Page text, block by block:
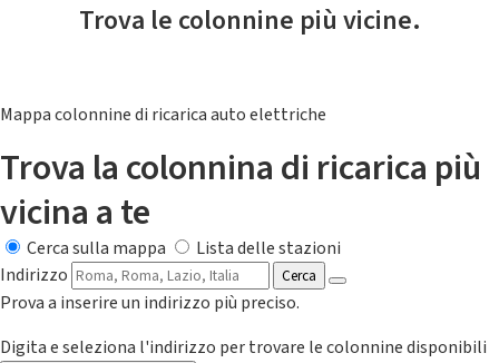
Trova le colonnine più vicine.
Mappa colonnine di ricarica auto elettriche
Trova la colonnina di ricarica più
vicina a te
Cerca sulla mappa
Lista delle stazioni
Indirizzo
Cerca
Prova a inserire un indirizzo più preciso.
Digita e seleziona l'indirizzo per trovare le colonnine disponibili